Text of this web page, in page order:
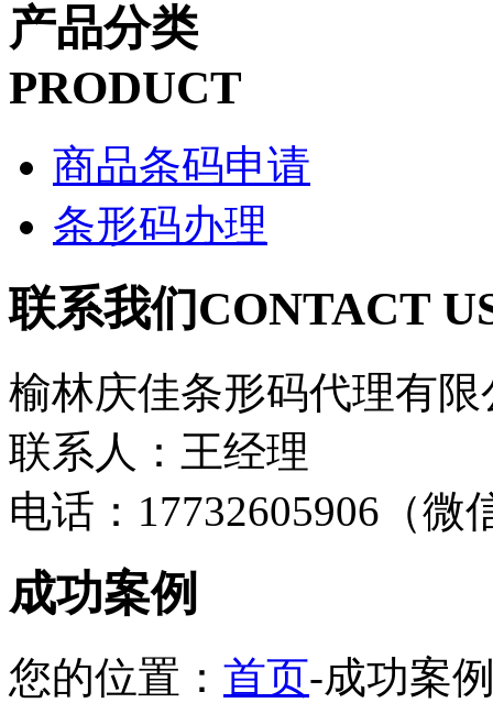
产品分类
PRODUCT
商品条码申请
条形码办理
联系我们CONTACT
榆林庆佳条形码代理有限
联系人：王经理
电话：17732605906（微
成功案例
您的位置： 首页-成功案